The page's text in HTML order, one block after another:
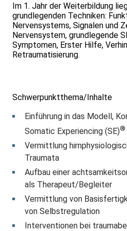
Im 1. Jahr der Weiterbildung
grundlegenden Techniken:
Nervensystems, Signalen und
Nervensystem, grundlegende
Symptomen, Erster Hilfe,
Retraumatisierung.
Schwerpunktthema/Inhalte
Einführung in das Modell,
Somatic Experiencing (SE)®
Vermittlung
Traumata
Aufbau einer
als Therapeut/Begleiter
Vermittlung von
von Selbstregulation
Interventionen bei